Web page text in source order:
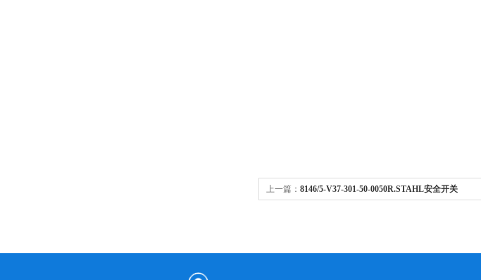
上一篇： 8146/5-V37-301-50-0050R.STAHL安全开关